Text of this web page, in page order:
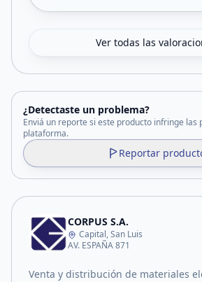
Ver todas las
¿Detectaste un problema?
Enviá un reporte si este producto infringe las
plataforma.
Reportar
CORPUS S.A.
Capital, San Luis
AV. ESPAÑA 871
Venta y distribución de materiales